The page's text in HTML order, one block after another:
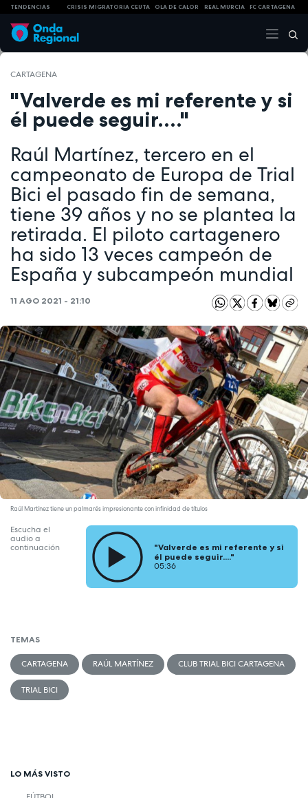
TENDENCIAS CRISIS MIGRATORIA CEUTA OLA DE CALOR REAL MURCIA FC CARTAGENA
CARTAGENA
"Valverde es mi referente y si
él puede seguir...."
Raúl Martínez, tercero en el
campeonato de Europa de Trial
Bici el pasado fin de semana,
tiene 39 años y no se plantea la
retirada. El piloto cartagenero
ha sido 13 veces campeón de
España y subcampeón mundial
11 AGO 2021 - 21:10
Raúl Martínez tiene un palmarés impresionante con infinidad de títulos
Escucha el
audio a
continuación
"Valverde es mi referente y si
él puede seguir...."
05:36
TEMAS
CARTAGENA RAÚL MARTÍNEZ CLUB TRIAL BICI CARTAGENA
TRIAL BICI
LO MÁS VISTO